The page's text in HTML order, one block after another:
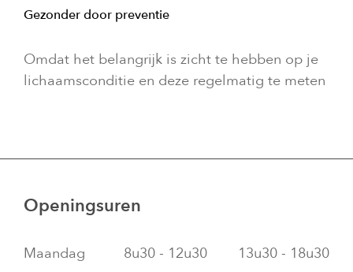
Gezonder door preventie
Omdat het belangrijk is zicht te hebben op je
lichaamsconditie en deze regelmatig te meten
Openingsuren
Maandag 8u30 - 12u30
13u30 - 18u30